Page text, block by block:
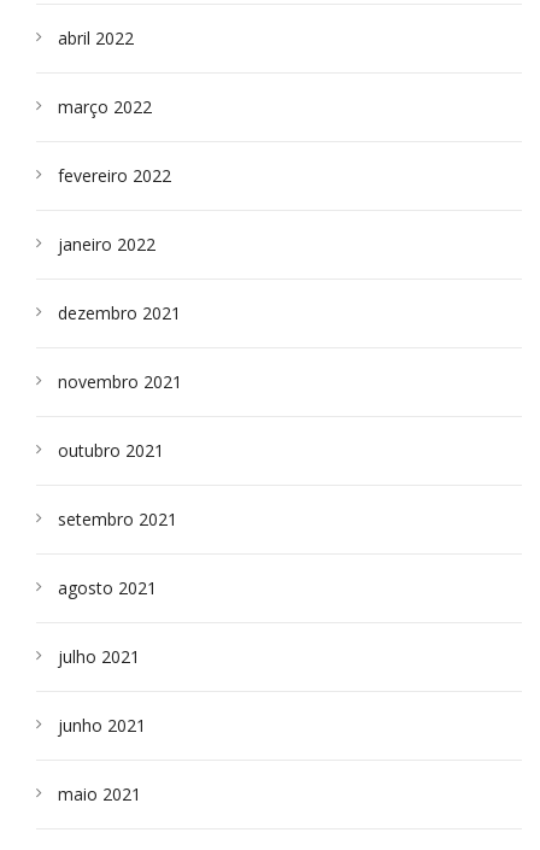
abril 2022
março 2022
fevereiro 2022
janeiro 2022
dezembro 2021
novembro 2021
outubro 2021
setembro 2021
agosto 2021
julho 2021
junho 2021
maio 2021